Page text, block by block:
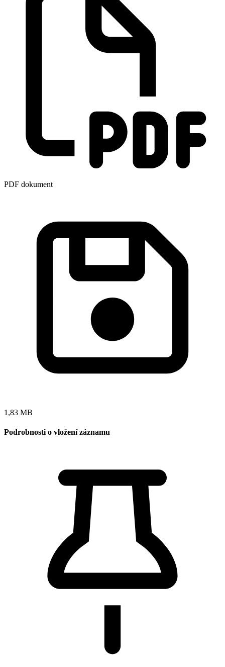
PDF dokument
1,83 MB
Podrobnosti o vložení záznamu